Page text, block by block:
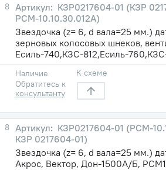
8
КЗР0217604-01 (КЗР
РСМ-10.10.30.012А)
Звездочка (z= 6, d вала=25 мм.)
зерновых колосовых шнеков,
Есиль-740,КЗС-812,Есиль-
Наличие
Обратитесь к
консультанту
К схеме
8
КЗР0217604-01 (РСМ-
КЗР 0217604-01)
Звездочка (z= 6, d вала=25 мм.)
Акрос, Вектор, Дон-1500А/Б,